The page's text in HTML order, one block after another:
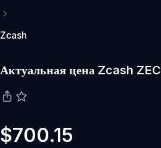
Zcash
Актуальная цена Zcash ZEC
$700.15